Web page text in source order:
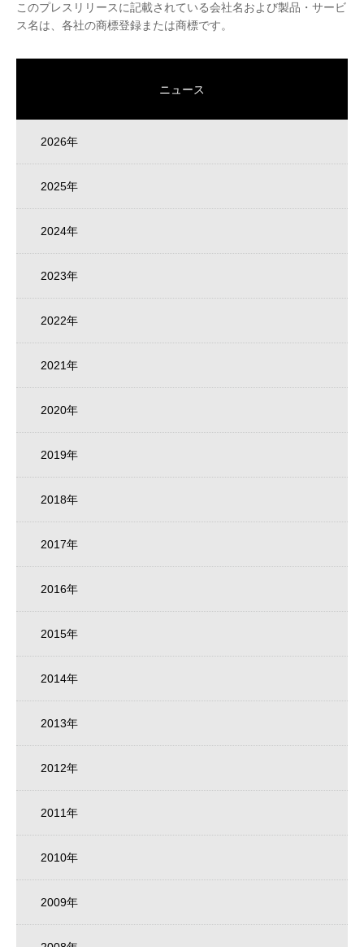
このプレスリリースに記載されている会社名および製品・サービ
ス名は、各社の商標登録または商標です。
ニュース
2026年
2025年
2024年
2023年
2022年
2021年
2020年
2019年
2018年
2017年
2016年
2015年
2014年
2013年
2012年
2011年
2010年
2009年